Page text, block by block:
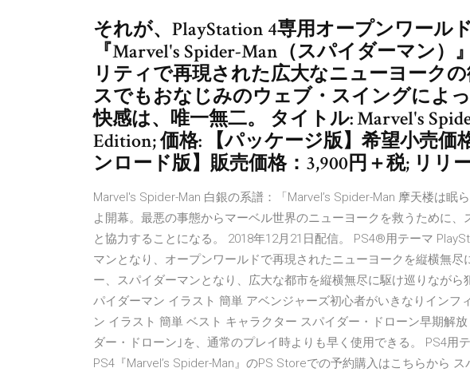
それが、PlayStation 4専用オープンワール
『Marvel's Spider-Man（スパイダーマン）
リティで再現された広大なニューヨーク
スでもおなじみのウェブ・スイングによ
快感は、唯一無二。 タイトル: Marvel's
Edition; 価格: 【パッケージ版】希望小売価
ンロード版】販売価格：3,900円＋税; リリ
Marvel's Spider-Man 白銀の系譜：「Marvel’s Spider-Man 摩天楼は眠
よ開幕。最悪の事態からマーベル世界のニューヨークを救うために
と協力することになる。 2018年12月21日配信。 PS4®用テーマ
マンとなり、オープンワールドで再現されたニューヨークを縦横無尽
ー、スパイダーマンとなり、広大な都市を縦横無尽に駆け巡りなが
パイダーマン イラスト 簡単 アベンジャーズ初心者がいきなりインフ
ン イラスト 簡単 ベスト キャラクター スパイダー・ドローン早期解
ダー・ドローン｣を、通常のプレイ時よりも早く使用できる。 PS4用
PS4『Marvel’s Spider-Man』のPS Storeでの予約購入はこちらから ス